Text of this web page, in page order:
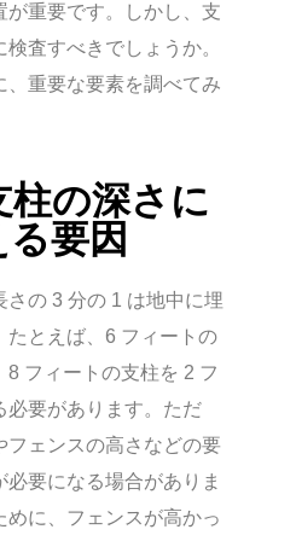
が重要です。しかし、支
査すべきでしょうか。
、重要な要素を調べてみ
柱の深さに
要因
さの 3 分の 1 は地中に埋
たとえば、6 フィートの
フィートの支柱を 2 フ
必要があります。ただ
フェンスの高さなどの要
要になる場合がありま
に、フェンスが高かっ